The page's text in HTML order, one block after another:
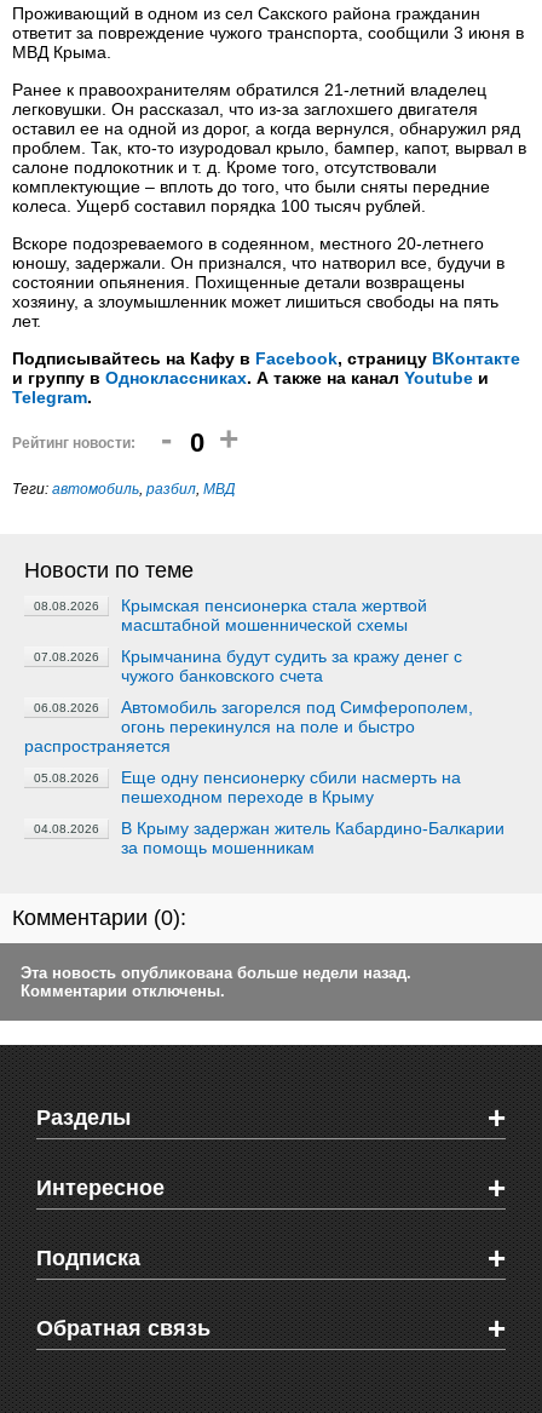
Проживающий в одном из сел Сакского района гражданин
ответит за повреждение чужого транспорта, сообщили 3 июня в
МВД Крыма.
Ранее к правоохранителям обратился 21-летний владелец
легковушки. Он рассказал, что из-за заглохшего двигателя
оставил ее на одной из дорог, а когда вернулся, обнаружил ряд
проблем. Так, кто-то изуродовал крыло, бампер, капот, вырвал в
салоне подлокотник и т. д. Кроме того, отсутствовали
комплектующие – вплоть до того, что были сняты передние
колеса. Ущерб составил порядка 100 тысяч рублей.
Вскоре подозреваемого в содеянном, местного 20-летнего
юношу, задержали. Он признался, что натворил все, будучи в
состоянии опьянения. Похищенные детали возвращены
хозяину, а злоумышленник может лишиться свободы на пять
лет.
Подписывайтесь на Кафу в Facebook, страницу ВКонтакте
и группу в Одноклассниках. А также на канал Youtube и
Telegram.
Рейтинг новости: - 0 +
Теги: автомобиль, разбил, МВД
Новости по теме
08.08.2026
Крымская пенсионерка стала жертвой
масштабной мошеннической схемы
07.08.2026
Крымчанина будут судить за кражу денег с
чужого банковского счета
06.08.2026
Автомобиль загорелся под Симферополем,
огонь перекинулся на поле и быстро
распространяется
05.08.2026
Еще одну пенсионерку сбили насмерть на
пешеходном переходе в Крыму
04.08.2026
В Крыму задержан житель Кабардино-Балкарии
за помощь мошенникам
Комментарии (0):
Эта новость опубликована больше недели назад.
Комментарии отключены.
Разделы +
Новости Феодосии
Новости Крыма
Мировые новости
Объявления
Здоровье
СМС мнения читателей
Интересное +
Видео о Феодосии
Веб-камеры Феодосии
Блоги феодосийцев
Школы Феодосии
Подписка +
Печатная версия газеты "Кафа"
RSS
Обратная связь +
Рекламодателям